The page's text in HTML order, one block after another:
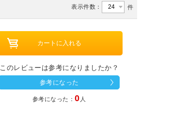
表示件数： 件
このレビューは参考になりましたか？
参考になった
参考になった：0 人